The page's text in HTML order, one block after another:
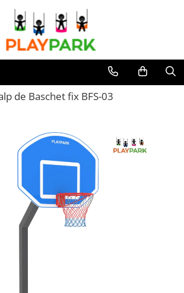
casă și grădină)
Interior
exterior
de Baschet fix BFS-03